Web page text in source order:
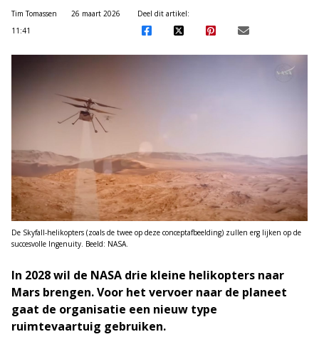
Tim Tomassen
26 maart 2026
11:41
Deel dit artikel:
De Skyfall-helikopters (zoals de twee op deze conceptafbeelding) zullen erg lijken op de
succesvolle Ingenuity. Beeld: NASA.
In 2028 wil de NASA drie kleine helikopters naar
Mars brengen. Voor het vervoer naar de planeet
gaat de organisatie een nieuw type
ruimtevaartuig gebruiken.